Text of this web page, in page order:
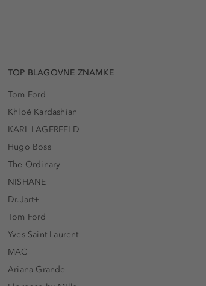
TOP BLAGOVNE ZNAMKE
Tom Ford
Khloé Kardashian
KARL LAGERFELD
Hugo Boss
The Ordinary
NISHANE
Dr.Jart+
Tom Ford
Yves Saint Laurent
MAC
Ariana Grande